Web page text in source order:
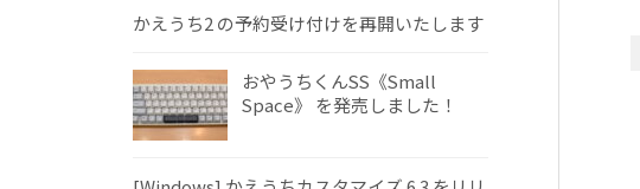
かえうち2 の予約受け付けを再開いたします
おやうちくんSS《Small
Space》 を発売しました！